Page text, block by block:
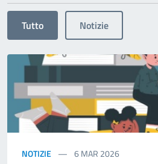
Tutto Notizie
NOTIZIE 6MAR 2026